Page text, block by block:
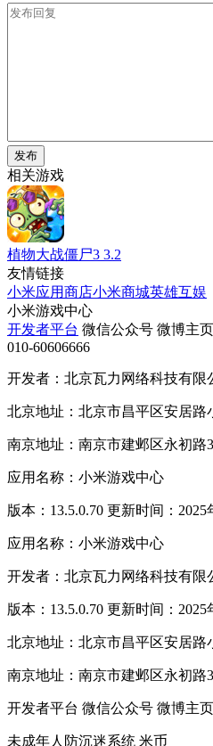
发布
相关游戏
植物大战僵尸3 3.2
友情链接
小米应用商店小米商城英雄互娱
小米游戏中心
开发者平台 微信公众号 微博主页
010-60606666
开发者：北京瓦力网络科技有限
北京地址：北京市昌平区安居路
南京地址：南京市建邺区永初路
应用名称：小米游戏中心
版本：13.5.0.70 更新时间：2025
应用名称：小米游戏中心
开发者：北京瓦力网络科技有限
版本：13.5.0.70 更新时间：2025
北京地址：北京市昌平区安居路
南京地址：南京市建邺区永初路
开发者平台 微信公众号 微博主页
未成年人防沉迷系统 米币